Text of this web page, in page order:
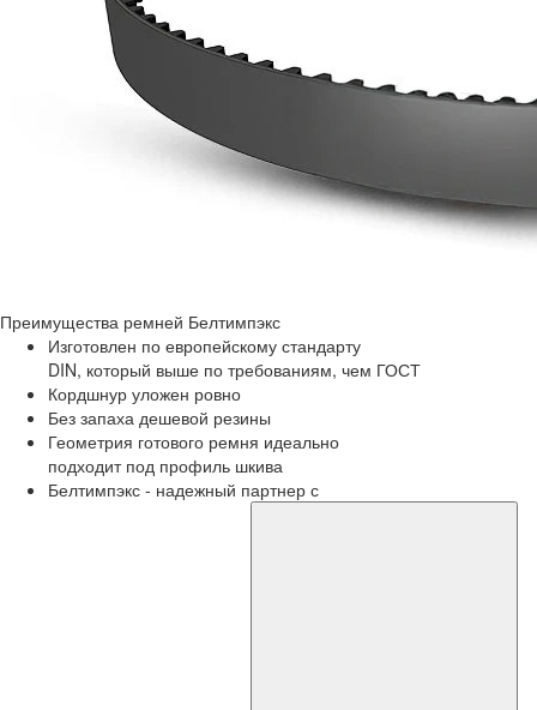
Преимущества ремней Белтимпэкс
Изготовлен по европейскому стандарту
DIN, который выше по требованиям, чем ГОСТ
Кордшнур уложен ровно
Без запаха дешевой резины
Геометрия готового ремня идеально
подходит под профиль шкива
Белтимпэкс - надежный партнер с